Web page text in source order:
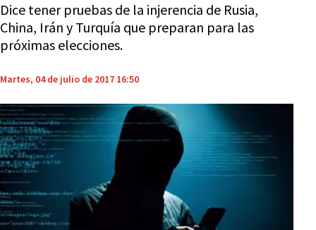
Dice tener pruebas de la injerencia de Rusia,
China, Irán y Turquía que preparan para las
próximas elecciones.
Martes, 04 de julio de 2017 16:50